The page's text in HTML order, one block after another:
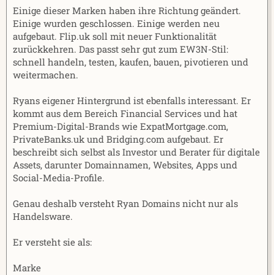
Einige dieser Marken haben ihre Richtung geändert.
Einige wurden geschlossen. Einige werden neu
aufgebaut. Flip.uk soll mit neuer Funktionalität
zurückkehren. Das passt sehr gut zum EW3N-Stil:
schnell handeln, testen, kaufen, bauen, pivotieren und
weitermachen.
Ryans eigener Hintergrund ist ebenfalls interessant. Er
kommt aus dem Bereich Financial Services und hat
Premium-Digital-Brands wie ExpatMortgage.com,
PrivateBanks.uk und Bridging.com aufgebaut. Er
beschreibt sich selbst als Investor und Berater für digitale
Assets, darunter Domainnamen, Websites, Apps und
Social-Media-Profile.
Genau deshalb versteht Ryan Domains nicht nur als
Handelsware.
Er versteht sie als:
Marke